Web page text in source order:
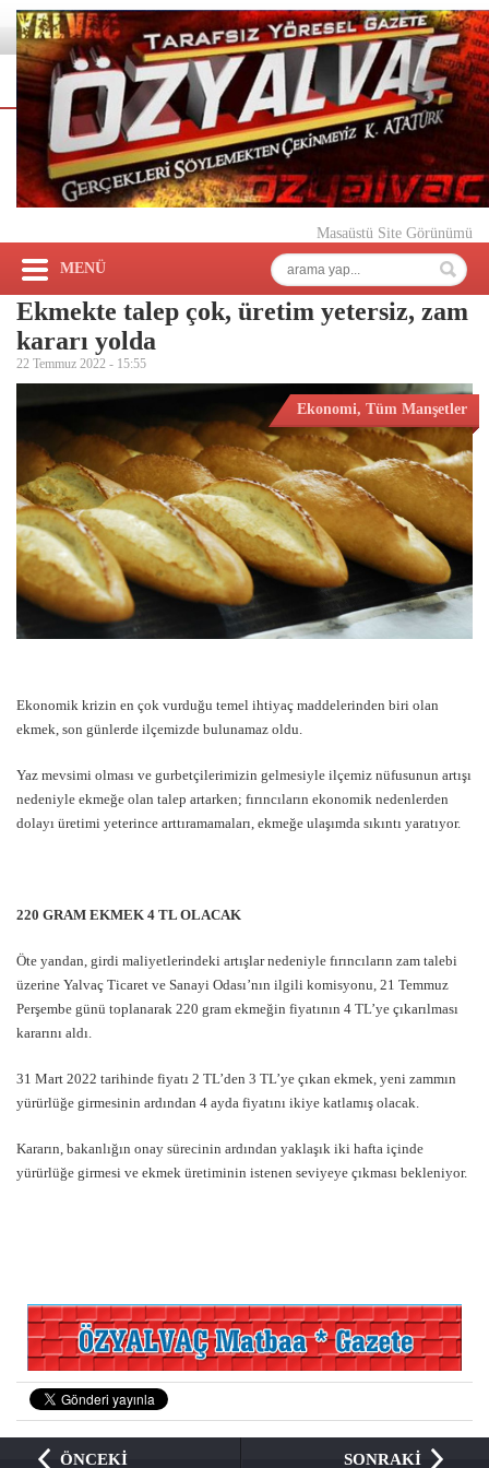
Masaüstü Site Görünümü
MENÜ
Ekmekte talep çok, üretim yetersiz, zam
kararı yolda
22 Temmuz 2022 - 15:55
Ekonomi, Tüm Manşetler
Ekonomik krizin en çok vurduğu temel ihtiyaç maddelerinden biri olan
ekmek, son günlerde ilçemizde bulunamaz oldu.
Yaz mevsimi olması ve gurbetçilerimizin gelmesiyle ilçemiz nüfusunun artışı
nedeniyle ekmeğe olan talep artarken; fırıncıların ekonomik nedenlerden
dolayı üretimi yeterince arttıramamaları, ekmeğe ulaşımda sıkıntı yaratıyor.
220 GRAM EKMEK 4 TL OLACAK
Öte yandan, girdi maliyetlerindeki artışlar nedeniyle fırıncıların zam talebi
üzerine Yalvaç Ticaret ve Sanayi Odası’nın ilgili komisyonu, 21 Temmuz
Perşembe günü toplanarak 220 gram ekmeğin fiyatının 4 TL’ye çıkarılması
kararını aldı.
31 Mart 2022 tarihinde fiyatı 2 TL’den 3 TL’ye çıkan ekmek, yeni zammın
yürürlüğe girmesinin ardından 4 ayda fiyatını ikiye katlamış olacak.
Kararın, bakanlığın onay sürecinin ardından yaklaşık iki hafta içinde
yürürlüğe girmesi ve ekmek üretiminin istenen seviyeye çıkması bekleniyor.
ÖNCEKİ
SONRAKİ